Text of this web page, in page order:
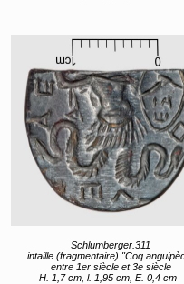
Schlumberger.311
intaille (fragmentaire) "Coq
entre 1er siècle et 3e siècle
H. 1,7 cm, l. 1,95 cm, E. 0,4 cm